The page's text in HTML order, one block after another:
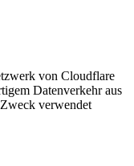
von Cloudflare
Datenverkehr aus
verwendet